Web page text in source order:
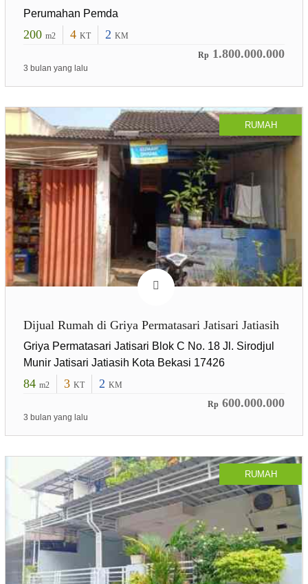
Perumahan Pemda
200 m2 4 KT 2 KM
Rp 1.800.000.000
3 bulan yang lalu
RUMAH
Dijual Rumah di Griya Permatasari Jatisari Jatiasih
Griya Permatasari Jatisari Blok C No. 18 Jl. Sirodjul
Munir Jatisari Jatiasih Kota Bekasi 17426
84 m2 3 KT 2 KM
Rp 600.000.000
3 bulan yang lalu
RUMAH